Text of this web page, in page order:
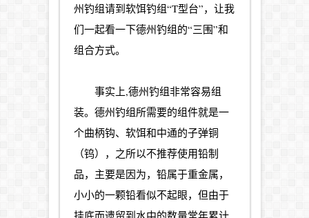
州钓组请到软饵钓组“T型台”，让我
们一起看一下德州钓组的“三围”和
组合方式。
事实上,德州钓组非常容易组
装。德州钓组所需要的组件就是一
个曲柄钩、软饵和中通的子弹铜
（钨），之所以不推荐使用铅制
品，主要是因为，铅属于重金属，
小小的一颗铅看似不起眼，但由于
挂底而遗留到水中的数量常年累计